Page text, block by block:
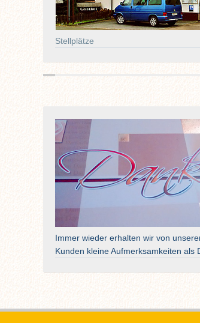
Stellplätze
Immer wieder erhalten wir von
Kunden kleine Aufmerksamkeiten als